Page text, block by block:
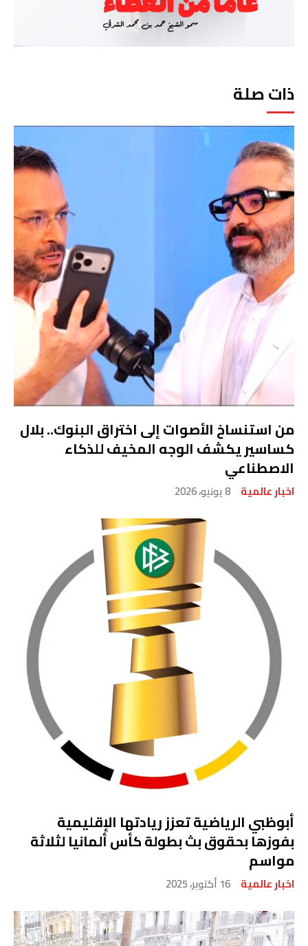
ذات صلة
من استنساخ الأصوات إلى اختراق البنوك.. بلال
كساسير يكشف الوجه المخيف للذكاء
الاصطناعي
اخبار عالمية 8 يونيو، 2026
أبوظبي الرياضية تعزز ريادتها الإقليمية
بفوزها بحقوق بث بطولة كأس ألمانيا لثلاثة
مواسم
اخبار عالمية 16 أكتوبر، 2025